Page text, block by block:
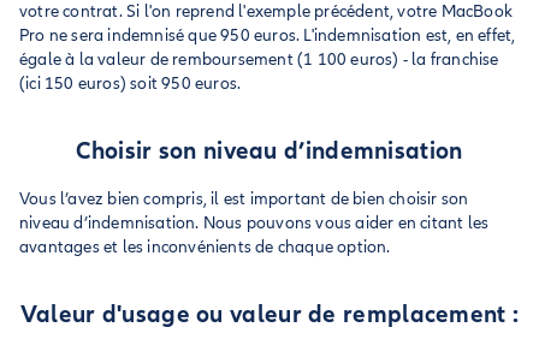
votre contrat. Si l'on reprend l'exemple précédent, votre MacBook
Pro ne sera indemnisé que 950 euros. L'indemnisation est, en effet,
égale à la valeur de remboursement (1 100 euros) - la franchise
(ici 150 euros) soit 950 euros.
Choisir son niveau d’indemnisation
Vous l’avez bien compris, il est important de bien choisir son
niveau d’indemnisation. Nous pouvons vous aider en citant les
avantages et les inconvénients de chaque option.
Valeur d'usage ou valeur de remplacement :